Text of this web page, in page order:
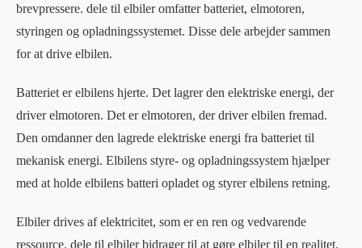
brevpressere. dele til elbiler omfatter batteriet, elmotoren,
styringen og opladningssystemet. Disse dele arbejder sammen
for at drive elbilen.
Batteriet er elbilens hjerte. Det lagrer den elektriske energi, der
driver elmotoren. Det er elmotoren, der driver elbilen fremad.
Den omdanner den lagrede elektriske energi fra batteriet til
mekanisk energi. Elbilens styre- og opladningssystem hjælper
med at holde elbilens batteri opladet og styrer elbilens retning.
Elbiler drives af elektricitet, som er en ren og vedvarende
ressource. dele til elbiler bidrager til at gøre elbiler til en realitet.